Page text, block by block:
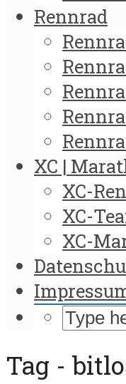
Rennrad
XC |
XC-
XC-
XC-
Tag -